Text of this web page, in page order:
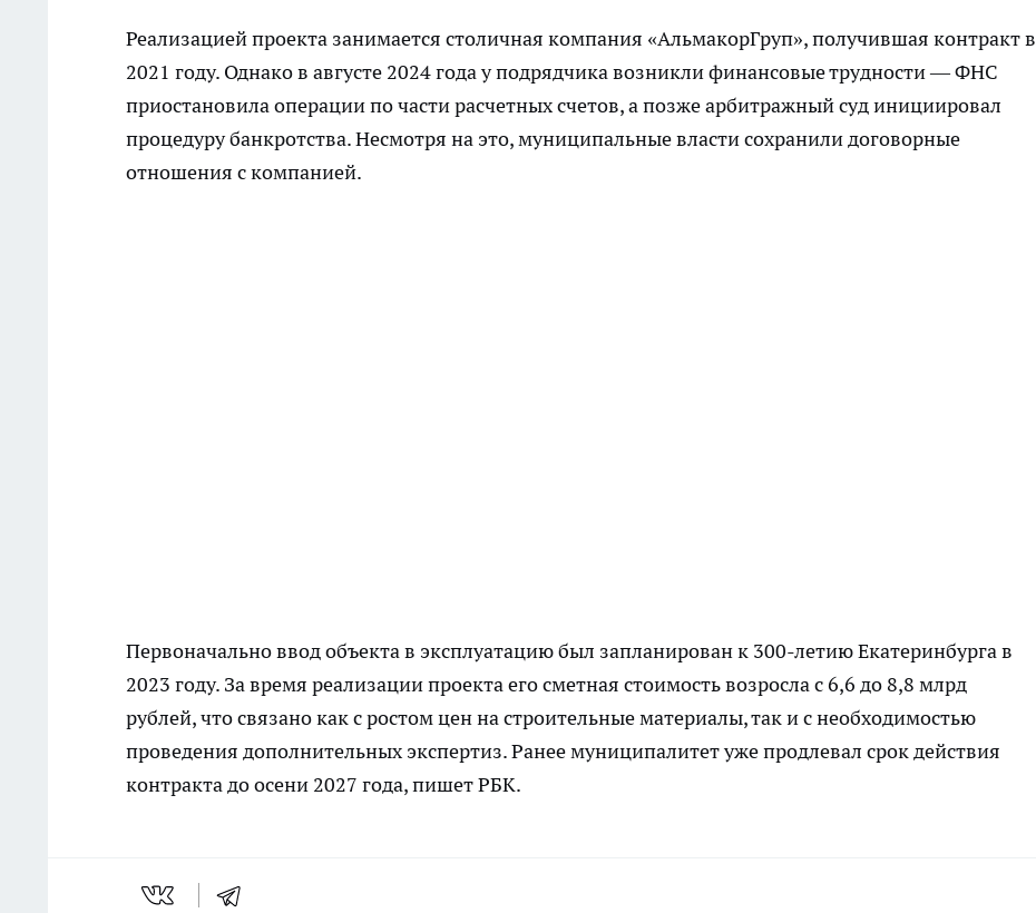
Реализацией проекта занимается столичная компания «АльмакорГруп», получившая контракт в
2021 году. Однако в августе 2024 года у подрядчика возникли финансовые трудности — ФНС
приостановила операции по части расчетных счетов, а позже арбитражный суд инициировал
процедуру банкротства. Несмотря на это, муниципальные власти сохранили договорные
отношения с компанией.
Первоначально ввод объекта в эксплуатацию был запланирован к 300-летию Екатеринбурга в
2023 году. За время реализации проекта его сметная стоимость возросла с 6,6 до 8,8 млрд
рублей, что связано как с ростом цен на строительные материалы, так и с необходимостью
проведения дополнительных экспертиз. Ранее муниципалитет уже продлевал срок действия
контракта до осени 2027 года, пишетРБК.